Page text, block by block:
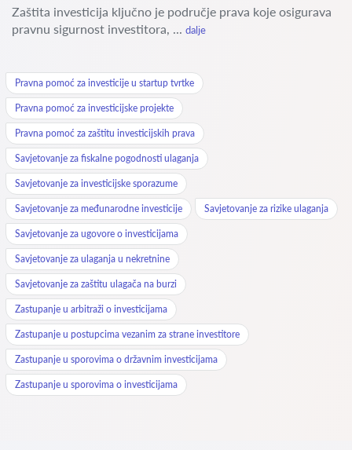
Zaštita investicija ključno je područje prava koje osigurava
pravnu sigurnost investitora, ... dalje
Pravna pomoć za investicije u startup tvrtke
Pravna pomoć za investicijske projekte
Pravna pomoć za zaštitu investicijskih prava
Savjetovanje za fiskalne pogodnosti ulaganja
Savjetovanje za investicijske sporazume
Savjetovanje za međunarodne investicije Savjetovanje za rizike ulaganja
Savjetovanje za ugovore o investicijama
Savjetovanje za ulaganja u nekretnine
Savjetovanje za zaštitu ulagača na burzi
Zastupanje u arbitraži o investicijama
Zastupanje u postupcima vezanim za strane investitore
Zastupanje u sporovima o državnim investicijama
Zastupanje u sporovima o investicijama